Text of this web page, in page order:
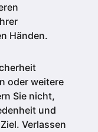
Händen.
oder weitere
Sie nicht,
und
Verlassen